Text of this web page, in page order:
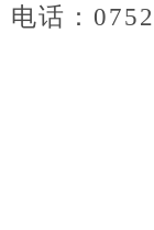
电话：